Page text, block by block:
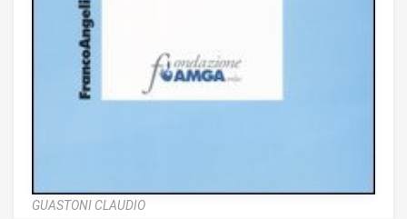
GUASTONI CLAUDIO